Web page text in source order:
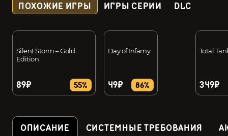
ПОХОЖИЕ ИГРЫ ИГРЫ СЕРИИ DLC
Silent Storm – Gold
Edition
89₽ 55%
Day of Infamy
49₽ 86%
Total
349₽
ОПИСАНИЕ СИСТЕМНЫЕ ТРЕБОВАНИЯ